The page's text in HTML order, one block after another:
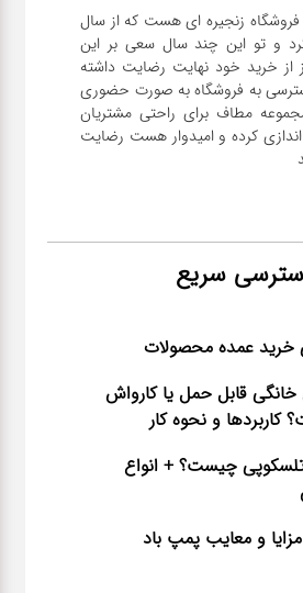
زنجیره ای هست که از سال
کرد و تو این چند سال سعی بر این
از خرید خود نهایت رضایت داشته
به فروشگاه به صورت حضوری
مطاف برای راحتی مشتریان
اندازی کرده و امیدوار هست رضایت
سریع
خرید عمده محصولات
خانگی قابل حمل یا کارواش
و نحوه کار
تلسکوپی چیست؟ + انواع
مزایا و معایب پمپ باد